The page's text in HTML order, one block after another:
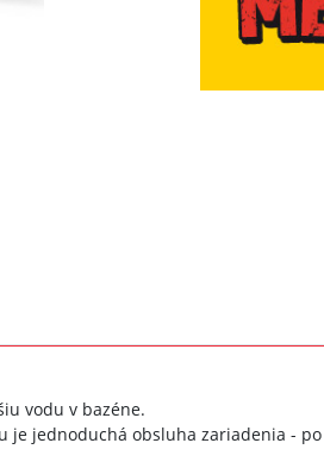
vodu v bazéne.
jednoduchá obsluha zariadenia -